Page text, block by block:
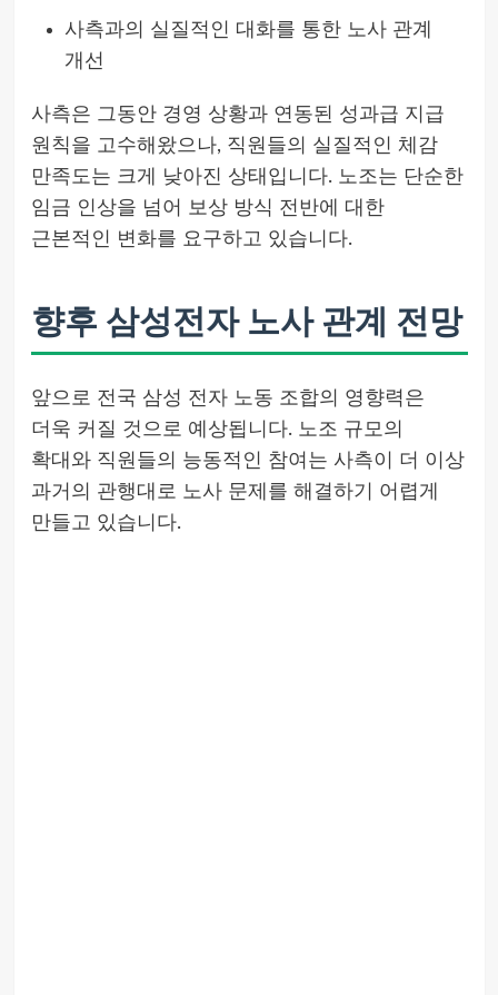
사측과의 실질적인 대화를 통한 노사 관계
개선
사측은 그동안 경영 상황과 연동된 성과급 지급
원칙을 고수해왔으나, 직원들의 실질적인 체감
만족도는 크게 낮아진 상태입니다. 노조는 단순한
임금 인상을 넘어 보상 방식 전반에 대한
근본적인 변화를 요구하고 있습니다.
향후 삼성전자 노사 관계 전망
앞으로 전국 삼성 전자 노동 조합의 영향력은
더욱 커질 것으로 예상됩니다. 노조 규모의
확대와 직원들의 능동적인 참여는 사측이 더 이상
과거의 관행대로 노사 문제를 해결하기 어렵게
만들고 있습니다.